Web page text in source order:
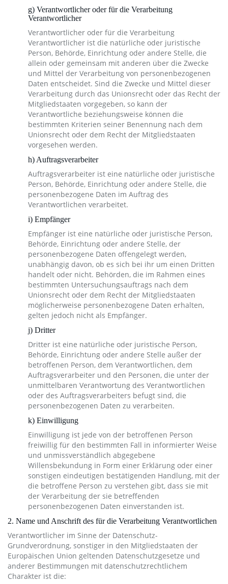
g) Verantwortlicher oder für die Verarbeitung
Verantwortlicher
Verantwortlicher oder für die Verarbeitung
Verantwortlicher ist die natürliche oder juristische
Person, Behörde, Einrichtung oder andere Stelle, die
allein oder gemeinsam mit anderen über die Zwecke
und Mittel der Verarbeitung von personenbezogenen
Daten entscheidet. Sind die Zwecke und Mittel dieser
Verarbeitung durch das Unionsrecht oder das Recht der
Mitgliedstaaten vorgegeben, so kann der
Verantwortliche beziehungsweise können die
bestimmten Kriterien seiner Benennung nach dem
Unionsrecht oder dem Recht der Mitgliedstaaten
vorgesehen werden.
h) Auftragsverarbeiter
Auftragsverarbeiter ist eine natürliche oder juristische
Person, Behörde, Einrichtung oder andere Stelle, die
personenbezogene Daten im Auftrag des
Verantwortlichen verarbeitet.
i) Empfänger
Empfänger ist eine natürliche oder juristische Person,
Behörde, Einrichtung oder andere Stelle, der
personenbezogene Daten offengelegt werden,
unabhängig davon, ob es sich bei ihr um einen Dritten
handelt oder nicht. Behörden, die im Rahmen eines
bestimmten Untersuchungsauftrags nach dem
Unionsrecht oder dem Recht der Mitgliedstaaten
möglicherweise personenbezogene Daten erhalten,
gelten jedoch nicht als Empfänger.
j) Dritter
Dritter ist eine natürliche oder juristische Person,
Behörde, Einrichtung oder andere Stelle außer der
betroffenen Person, dem Verantwortlichen, dem
Auftragsverarbeiter und den Personen, die unter der
unmittelbaren Verantwortung des Verantwortlichen
oder des Auftragsverarbeiters befugt sind, die
personenbezogenen Daten zu verarbeiten.
k) Einwilligung
Einwilligung ist jede von der betroffenen Person
freiwillig für den bestimmten Fall in informierter Weise
und unmissverständlich abgegebene
Willensbekundung in Form einer Erklärung oder einer
sonstigen eindeutigen bestätigenden Handlung, mit der
die betroffene Person zu verstehen gibt, dass sie mit
der Verarbeitung der sie betreffenden
personenbezogenen Daten einverstanden ist.
2. Name und Anschrift des für die Verarbeitung Verantwortlichen
Verantwortlicher im Sinne der Datenschutz-
Grundverordnung, sonstiger in den Mitgliedstaaten der
Europäischen Union geltenden Datenschutzgesetze und
anderer Bestimmungen mit datenschutzrechtlichem
Charakter ist die: